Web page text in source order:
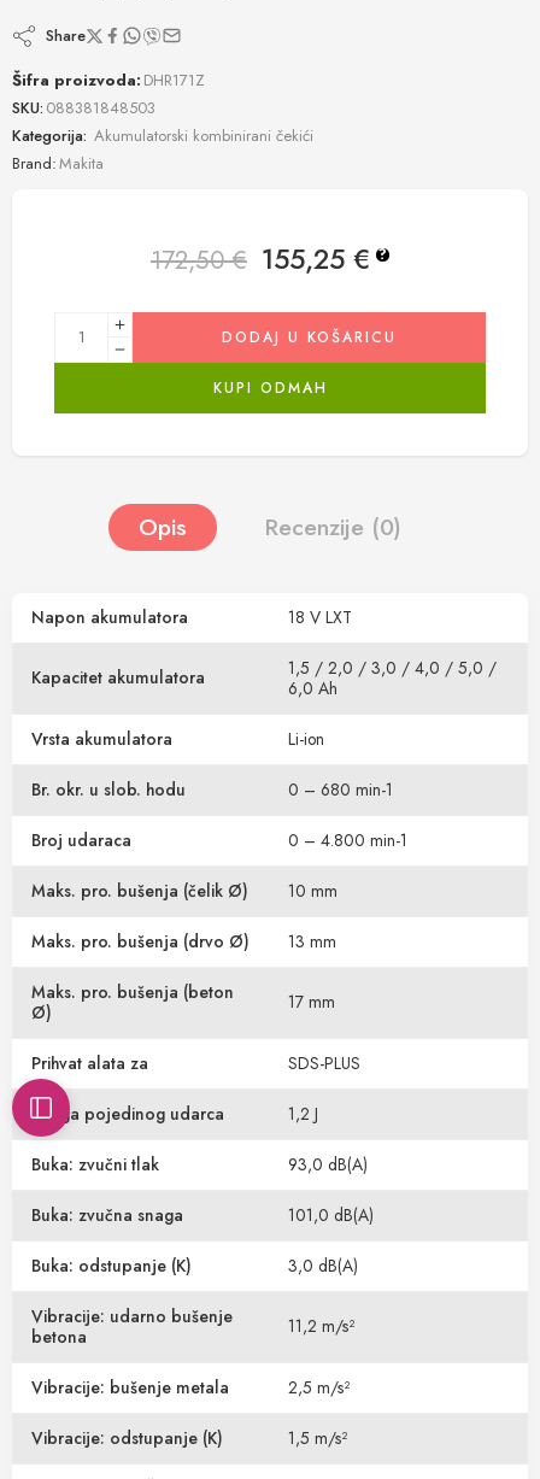
Share
Šifra proizvoda: DHR171Z
SKU: 088381848503
Kategorija: Akumulatorski kombinirani čekići
Brand:Makita
172,50€ 155,25 € ?
DODAJ U KOŠARICU
KUPI ODMAH
Opis Recenzije (0)
Napon akumulatora 18 V LXT
Kapacitet akumulatora
1,5 / 2,0 / 3,0 / 4,0 / 5,0 /
6,0 Ah
Vrsta akumulatora Li-ion
Br. okr. u slob. hodu 0 – 680 min-1
Broj udaraca 0 – 4.800 min-1
Maks. pro. bušenja (čelik Ø) 10 mm
Maks. pro. bušenja (drvo Ø) 13 mm
Maks. pro. bušenja (beton
Ø)
17 mm
Prihvat alata za SDS-PLUS
Snaga pojedinog udarca 1,2 J
Buka: zvučni tlak 93,0 dB(A)
Buka: zvučna snaga 101,0 dB(A)
Buka: odstupanje (K) 3,0 dB(A)
Vibracije: udarno bušenje
betona
11,2 m/s²
Vibracije: bušenje metala 2,5 m/s²
Vibracije: odstupanje (K) 1,5 m/s²